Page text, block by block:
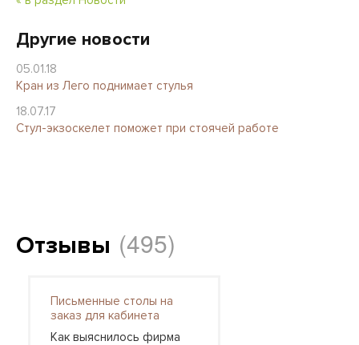
Другие новости
05.01.18
Кран из Лего поднимает стулья
18.07.17
Стул-экзоскелет поможет при стоячей работе
Отзывы (495)
Письменные столы на
заказ для кабинета
Как выяснилось фирма